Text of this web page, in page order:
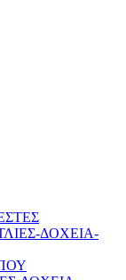
ΔΟΧΕΙΑ-